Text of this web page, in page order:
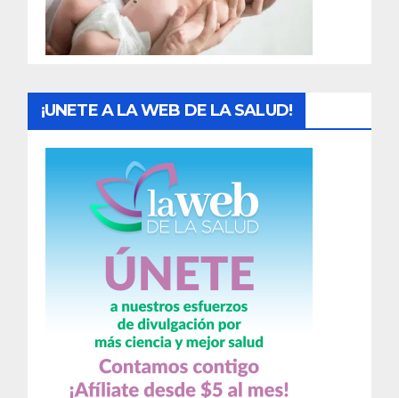
¡UNETE A LA WEB DE LA SALUD!